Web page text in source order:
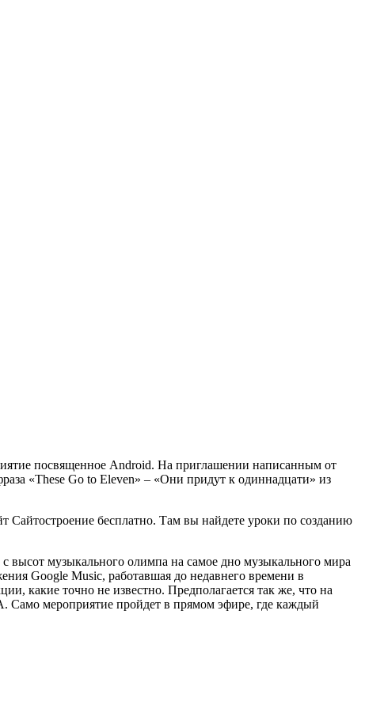
посвященное Android. На приглашении написанным от
«These Go to Eleven» – «Они придут к одиннадцати» из
Сайтостроение бесплатно. Там вы найдете уроки по созданию
музыкального олимпа на самое дно музыкального мира
Google Music, работавшая до недавнего времени в
какие точно не известно. Предполагается так же, что на
Само мероприятие пройдет в прямом эфире, где каждый